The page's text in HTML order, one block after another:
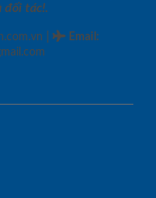
đối tác!.
Email :